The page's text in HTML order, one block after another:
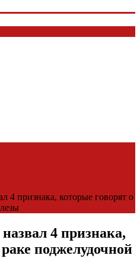
4 признака, которые говорят о
4 признака,
поджелудочной